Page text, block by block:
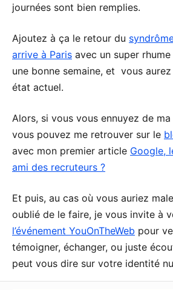
journées sont bien remplies.
Ajoutez à ça le retour du
arrive à Paris avec un super
une bonne semaine, et vous
état actuel.
Alors, si vous vous ennuyez de
vous pouvez me retrouver sur le
avec mon premier article Google,
ami des recruteurs ?
Et puis, au cas où vous auriez
oublié de le faire, je vous invite à
l’événement YouOnTheWeb pour
témoigner, échanger, ou juste
peut vous dire sur votre identité